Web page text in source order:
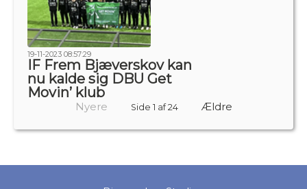
19-11-2023 08:57:29
IF Frem Bjæverskov kan
nu kalde sig DBU Get
Movin’ klub
Nyere Side 1 af 24 Ældre